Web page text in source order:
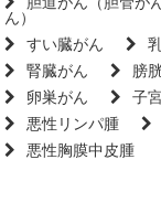
ん）
すい臓がん
腎臓がん
膀
卵巣がん
子
悪性リンパ腫
悪性胸膜中皮腫